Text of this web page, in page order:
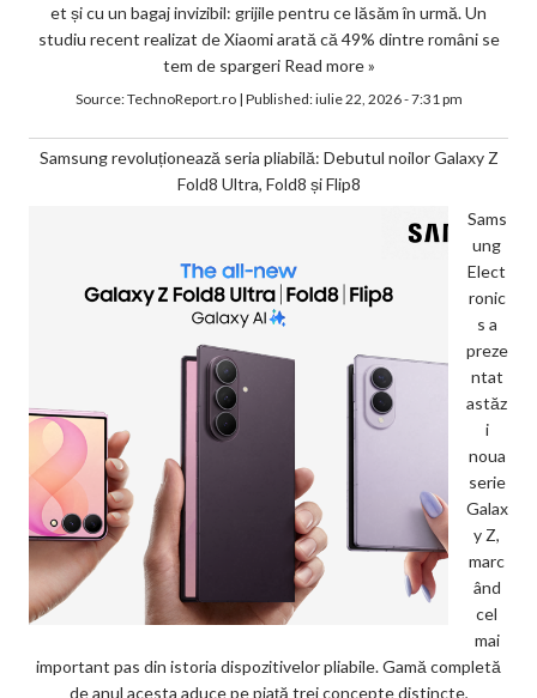
et și cu un bagaj invizibil: grijile pentru ce lăsăm în urmă. Un
studiu recent realizat de Xiaomi arată că 49% dintre români se
tem de spargeri Read more »
Source:TechnoReport.ro| Published:iulie 22, 2026 - 7:31 pm
Samsung revoluționează seria pliabilă: Debutul noilor Galaxy Z
Fold8 Ultra, Fold8 și Flip8
Sams
ung
Elect
ronic
s a
preze
ntat
astăz
i
noua
serie
Galax
y Z,
marc
ând
cel
mai
important pas din istoria dispozitivelor pliabile. Gamă completă
de anul acesta aduce pe piață trei concepte distincte,